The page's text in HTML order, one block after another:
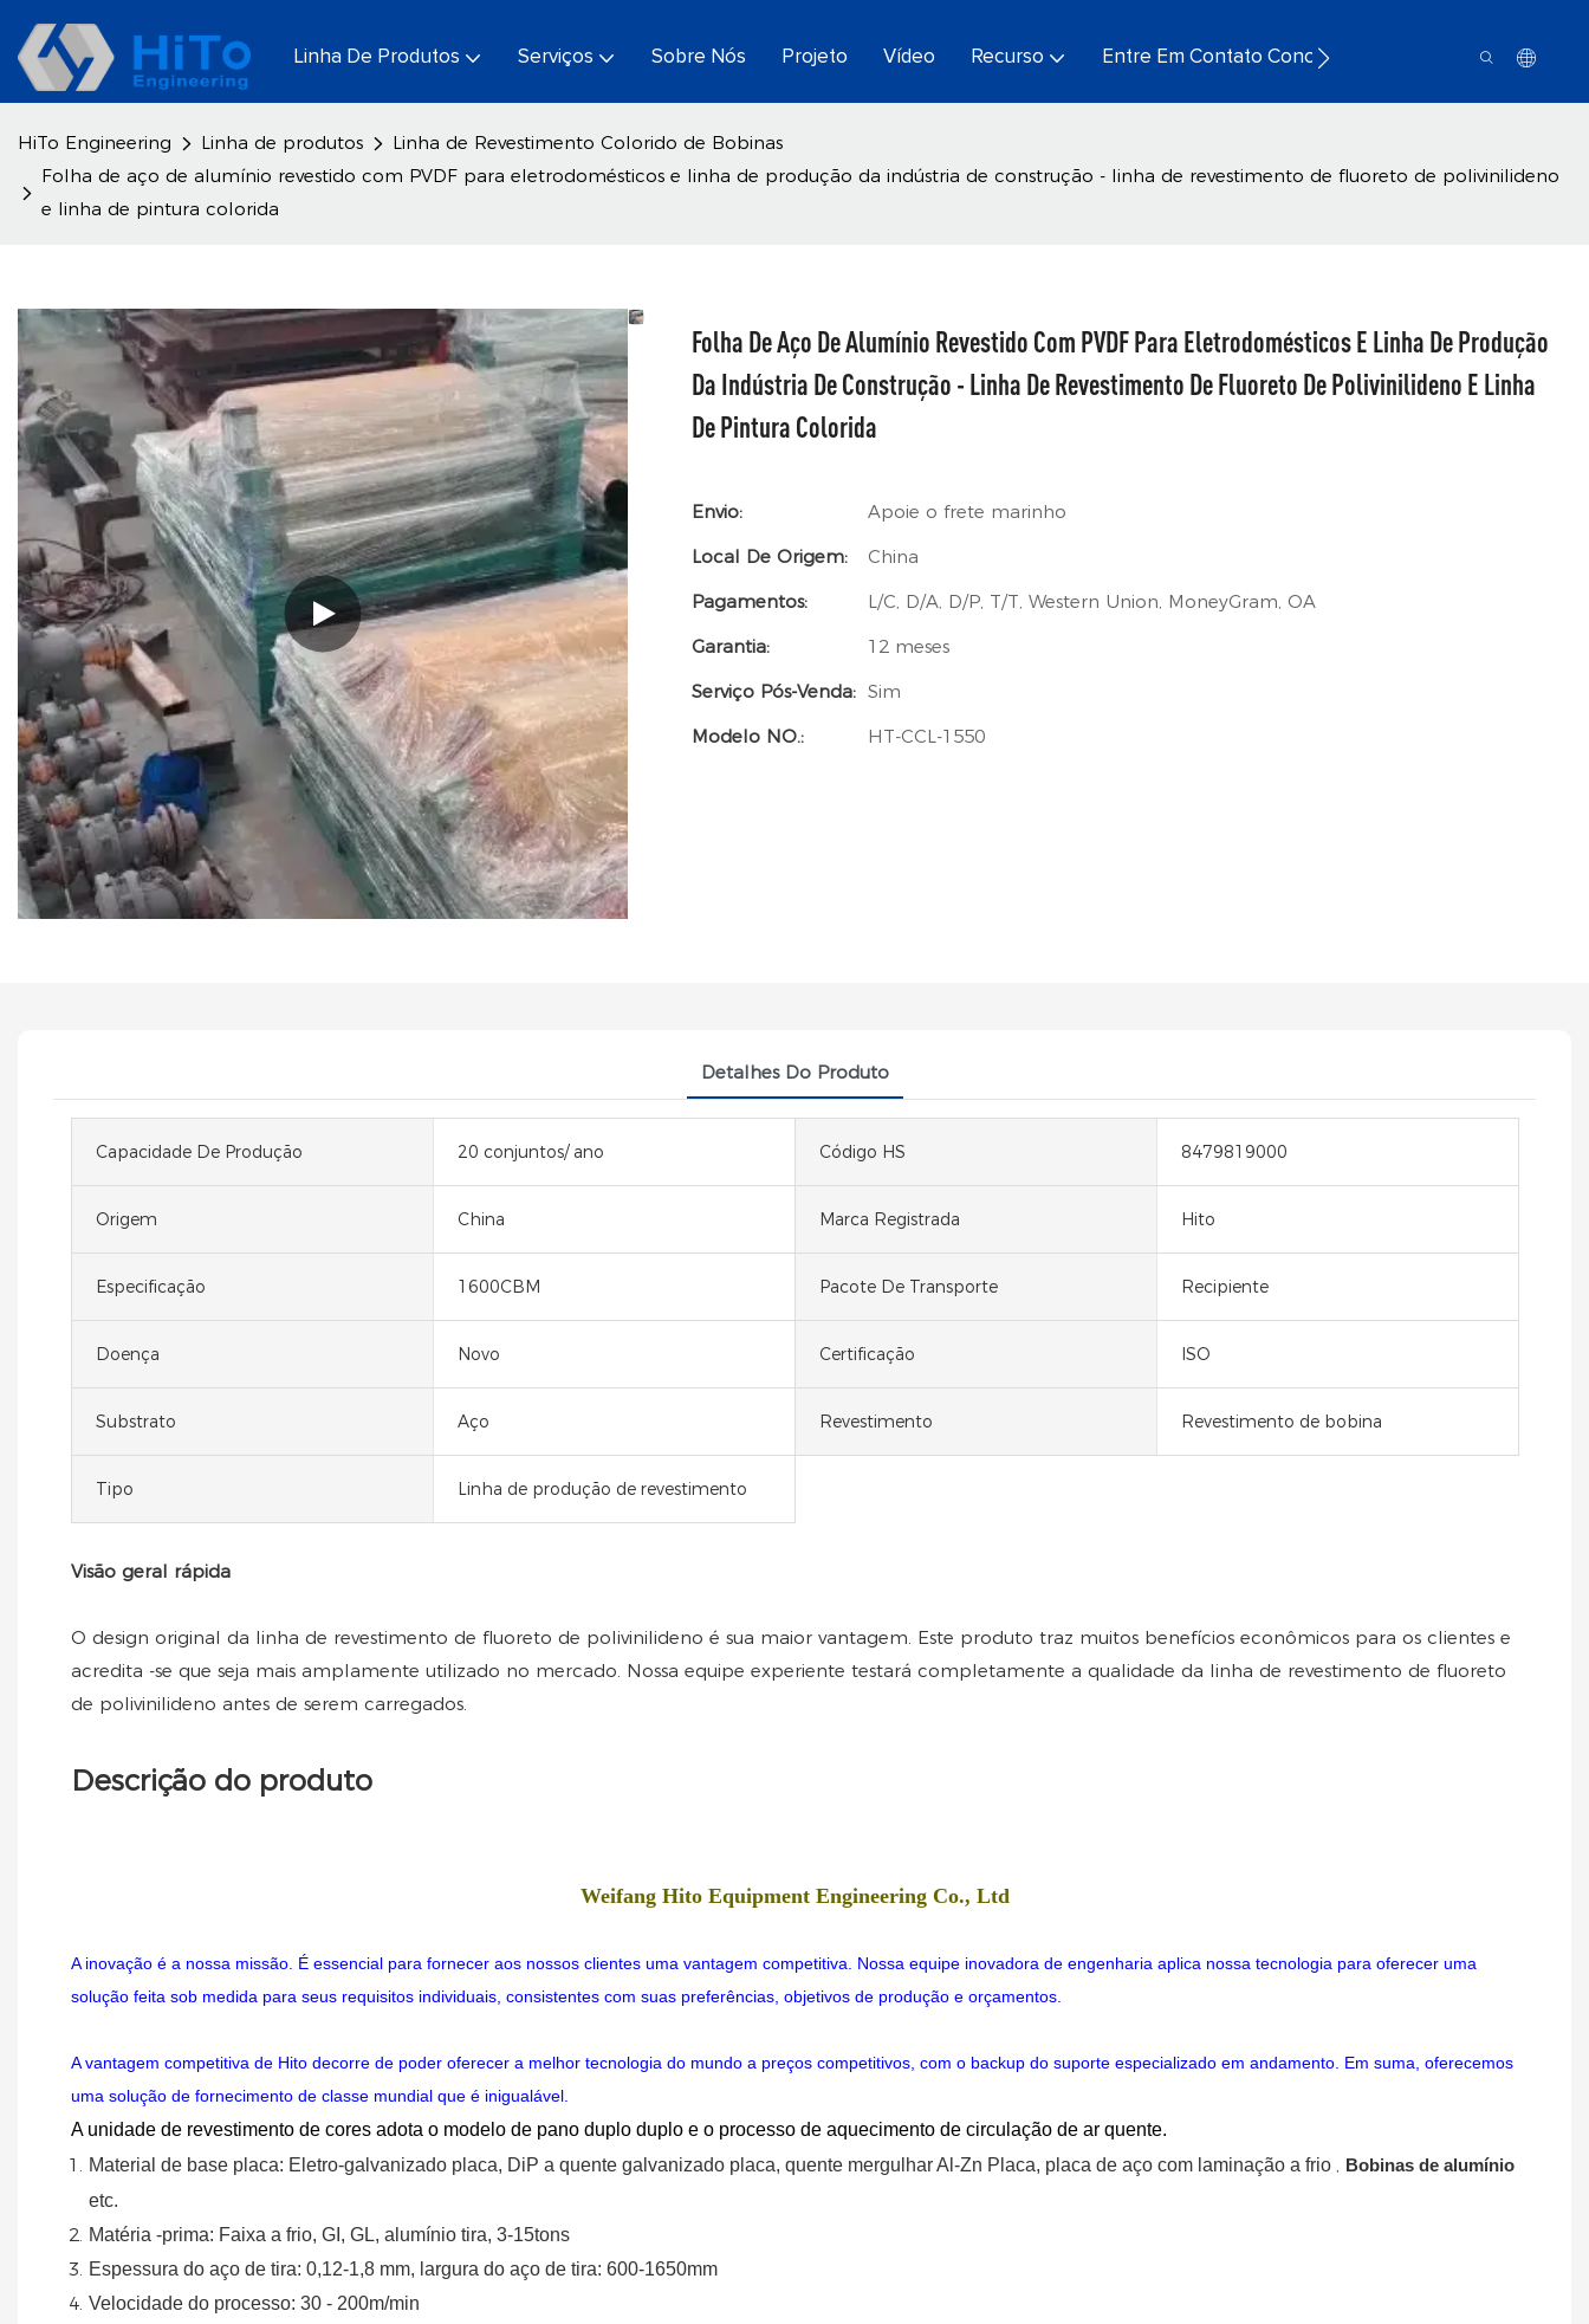
Linha De Produtos Serviços Sobre Nós Projeto Vídeo Recurso Entre Em Contato Conosco
HiTo Engineering Linha de produtos
Linha de Revestimento Colorido de Bobinas
Folha de aço de alumínio revestido com PVDF para eletrodomésticos e linha de produção da indústria de construção - linha de revestimento de fluoreto de polivinilideno
e linha de pintura colorida
Folha De Aço De Alumínio Revestido Com PVDF Para Eletrodomésticos E Linha De Produção
Da Indústria De Construção - Linha De Revestimento De Fluoreto De Polivinilideno E Linha
De Pintura Colorida
Envio:
Apoie o frete marinho
Local De Origem:
China
Pagamentos:
L/C, D/A, D/P, T/T, Western Union, MoneyGram, OA
Garantia:
12 meses
Serviço Pós-Venda: Sim
Modelo NO.:
HT-CCL-1550
Detalhes Do Produto
Capacidade De Produção 20 conjuntos/ ano Código HS 8479819000
Origem China Marca Registrada Hito
Especificação 1600CBM Pacote De Transporte Recipiente
Doença Novo Certificação ISO
Substrato Aço Revestimento Revestimento de bobina
Tipo Linha de produção de revestimento
Visão geral rápida
O design original da linha de revestimento de fluoreto de polivinilideno é sua maior vantagem. Este produto traz muitos benefícios econômicos para os clientes e
acredita -se que seja mais amplamente utilizado no mercado. Nossa equipe experiente testará completamente a qualidade da linha de revestimento de fluoreto
de polivinilideno antes de serem carregados.
Descrição do produto
Weifang Hito Equipment Engineering Co., Ltd
A inovação é a nossa missão. É essencial para fornecer aos nossos clientes uma vantagem competitiva. Nossa equipe inovadora de engenharia aplica nossa tecnologia para oferecer uma
solução feita sob medida para seus requisitos individuais, consistentes com suas preferências, objetivos de produção e orçamentos.
A vantagem competitiva de Hito decorre de poder oferecer a melhor tecnologia do mundo a preços competitivos, com o backup do suporte especializado em andamento. Em suma, oferecemos
uma solução de fornecimento de classe mundial que é inigualável.
A unidade de revestimento de cores adota o modelo de pano duplo duplo e o processo de aquecimento de circulação de ar quente.
Material de base placa: Eletro-galvanizado placa, DiP a quente galvanizado placa, quente mergulharAl-Zn Placa, placa de aço com laminação a frio , Bobinas de alumínio
etc.
Matéria -prima: Faixa a frio, GI, GL, alumínio tira, 3-15tons
Espessura do aço de tira: 0,12-1,8 mm, largura do aço de tira: 600-1650mm
Velocidade do processo: 30 - 200m/min